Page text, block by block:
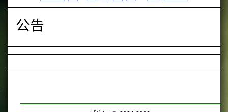
公告